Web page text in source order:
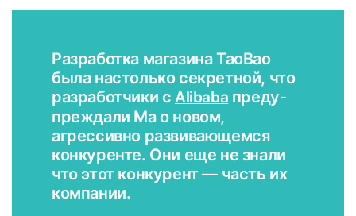
Разработка магазина TaoBao
была на­столь­ко сек­рет­ной, что
разработчики сAlibaba пре­ду­
преждали Ма о новом,
агрессивно развивающемся
кон­ку­рен­те. Они еще не знали
что этот конкурент — часть их
компании.